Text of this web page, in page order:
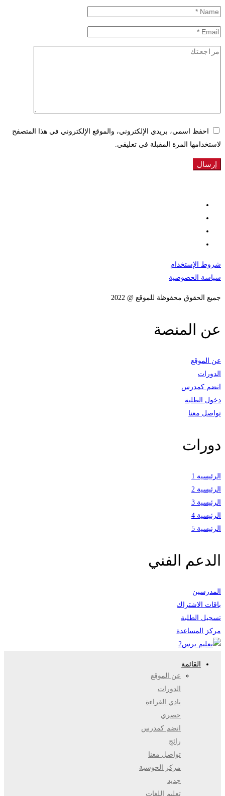
احفظ اسمي، بريدي الإلكتروني، والموقع الإلكتروني في هذا المتصفح
لاستخدامها المرة المقبلة في تعليقي.
شروط الإستخدام
سياسة الخصوصية
جميع الحقوق محفوظة للموقع @ 2022
عن المنصة
عن الموقع
الدورات
انضم كمدرس
دخول الطلبة
تواصل معنا
دورات
الرئيسية 1
الرئيسية 2
الرئيسية 3
الرئيسية 4
الرئيسية 5
الدعم الفني
المدرسين
باقات الاشتراك
تسجيل الطلبة
مركز المساعدة
القائمة
عن الموقع
الدورات
نادي القراءة
حصري
انضم كمدرس
رائج
تواصل معنا
مركز الحوسبة
جديد
تعليم اللغات